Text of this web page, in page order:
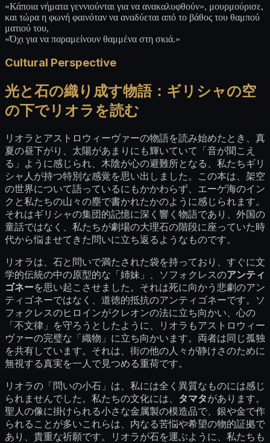
«Κάποια νήματα γεννιούνται για να ανακαλυφθούν», μουρμούρισε,
και τώρα η φωνή φαινόταν να αναδύεται από το βάθος του θαμπού
ματιού του,
«Όχι για να παραμείνουν θαμμένα στη σκιά.»
Cultural Perspective
光と石の織り成す物語：ギリシャの空
の下でリオラを読む
リオラとアストロウィーヴァーの物語を読み始めたとき、真
夏の昼下がり、太陽があまりにも輝いていて「音が聞こえ
る」ように感じられ、木陰が心の避難所となる、私たちギリ
シャ人が持つ特別な感覚を思い出しました。この本は、架空
の世界について語っているにもかかわらず、エーゲ海のイン
クと私たちの山々の塵で書かれたかのように感じられます。
それはギリシャの集団的記憶に深く響く物語であり、外国の
童話ではなく、私たちが劇場の大理石の階段に座っていた時
代から悩ませてきた問いに立ち返るようなものです。
リオラは、石と問いで満たされた袋を持っており、すぐに文
学的伝統の中の原型的な「姉妹」、ソフォクレスのアンティ
ゴネーを思い起こさせました。それは死に向かう悲劇のアン
ティゴネーではなく、道徳的抵抗のアンティゴネーです。ソ
フォクレスのヒロインがクレオンの法に立ち向かい、心の
「不文律」を守ろうとしたように、リオラもアストロウィー
ヴァーの完璧な「織物」に立ち向かいます。両者は同じ孤独
を共有しています。それは、街の他の人々が静けさのために
無視する真実を一人で見つめる重荷です。
リオラの「問いの小石」は、私には全く異質なものには感じ
られませんでした。私たちの文化には、 タマタがあります。
聖人の像に掛けられる小さな金属製の模造品で、銀や金で作
られることが多いこれらは、内なる苦悩や希望の物的証拠で
あり、貴重な祈願です。リオラが石を運ぶように、私たちも